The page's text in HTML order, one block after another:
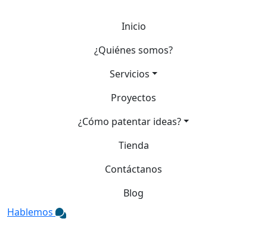
Inicio
¿Quiénes somos?
Servicios
Proyectos
¿Cómo patentar ideas?
Tienda
Contáctanos
Blog
Hablemos